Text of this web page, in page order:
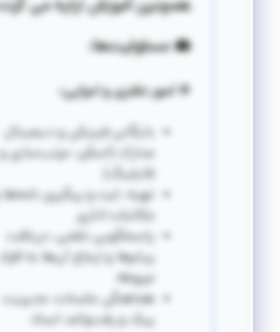
همچنین آموزش ارایه می
💼 مسئولیت‌ها:
✴️ امور دفتری و اجرایی:
بایگانی فیزیکی و دیجیتال
مدارک (اسکن، مرتب‌سازی و
فایلینگ)
تهیه، ثبت و پیگیری
مکاتبات اداری
پاسخگویی تلفنی، دریافت
پیام‌ها و ارجاع آن‌ها به افراد
مربوطه
هماهنگی جلسات، مدیریت
پیک و رفت‌وآمد اسناد